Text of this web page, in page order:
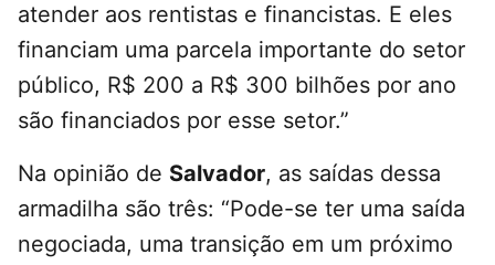
atender aos rentistas e financistas. E eles
financiam uma parcela importante do setor
público, R$ 200 a R$ 300 bilhões por ano
são financiados por esse setor.”
Na opinião de Salvador, as saídas dessa
armadilha são três: “Pode-se ter uma saída
negociada, uma transição em um próximo